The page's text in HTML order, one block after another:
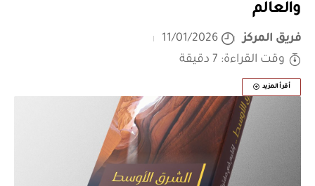
والعالم
فريق المركز
11/01/2026
وقت القراءة: 7 دقيقة
أقرأ المزيد